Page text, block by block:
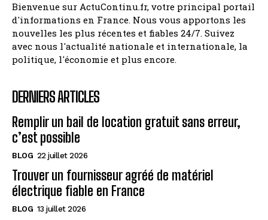
Bienvenue sur ActuContinu.fr, votre principal portail
d'informations en France. Nous vous apportons les
nouvelles les plus récentes et fiables 24/7. Suivez
avec nous l'actualité nationale et internationale, la
politique, l'économie et plus encore.
DERNIERS ARTICLES
Remplir un bail de location gratuit sans erreur,
c’est possible
BLOG 22 juillet 2026
Trouver un fournisseur agréé de matériel
électrique fiable en France
BLOG 13 juillet 2026